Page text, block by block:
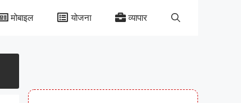
मोबाइल योजना व्यापार